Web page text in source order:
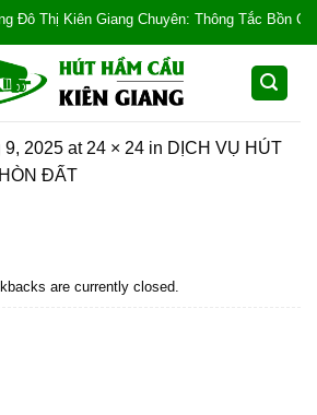
Thị Kiên Giang Chuyên: Thông Tắc Bồn
9, 2025 at 24 × 24 in DỊCH VỤ HÚT
ĐẤT
are currently closed.